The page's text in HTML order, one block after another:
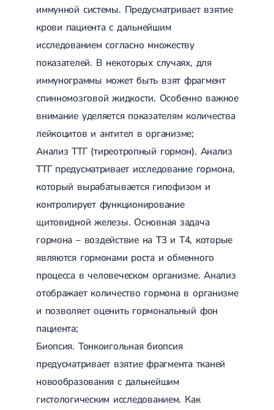
иммунной системы. Предусматривает взятие
крови пациента с дальнейшим
исследованием согласно множеству
показателей. В некоторых случаях, для
иммунограммы может быть взят фрагмент
спинномозговой жидкости. Особенно важное
внимание уделяется показателям количества
лейкоцитов и антител в организме;
Анализ ТТГ (тиреотропный гормон). Анализ
ТТГ предусматривает исследование гормона,
который вырабатывается гипофизом и
контролирует функционирование
щитовидной железы. Основная задача
гормона – воздействие на Т3 и Т4, которые
являются гормонами роста и обменного
процесса в человеческом организме. Анализ
отображает количество гормона в организме
и позволяет оценить гормональный фон
пациента;
Биопсия. Тонкоигольная биопсия
предусматривает взятие фрагмента тканей
новообразования с дальнейшим
гистологическим исследованием. Как